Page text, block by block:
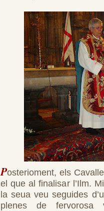
Posterioment, els
el que al finalisar l’Ilm.
la seua veu seguides
plenes de fervorosa